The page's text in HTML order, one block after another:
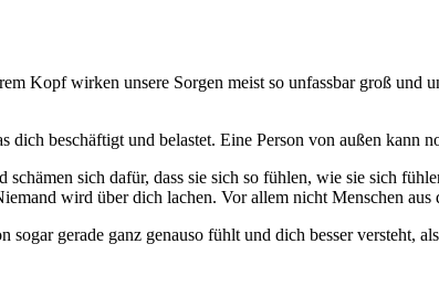
Kopf wirken unsere Sorgen meist so unfassbar groß und
dich beschäftigt und belastet. Eine Person von außen
sich dafür, dass sie sich so fühlen, wie sie sich
wird über dich lachen. Vor allem nicht Menschen aus
gerade ganz genauso fühlt und dich besser versteht,